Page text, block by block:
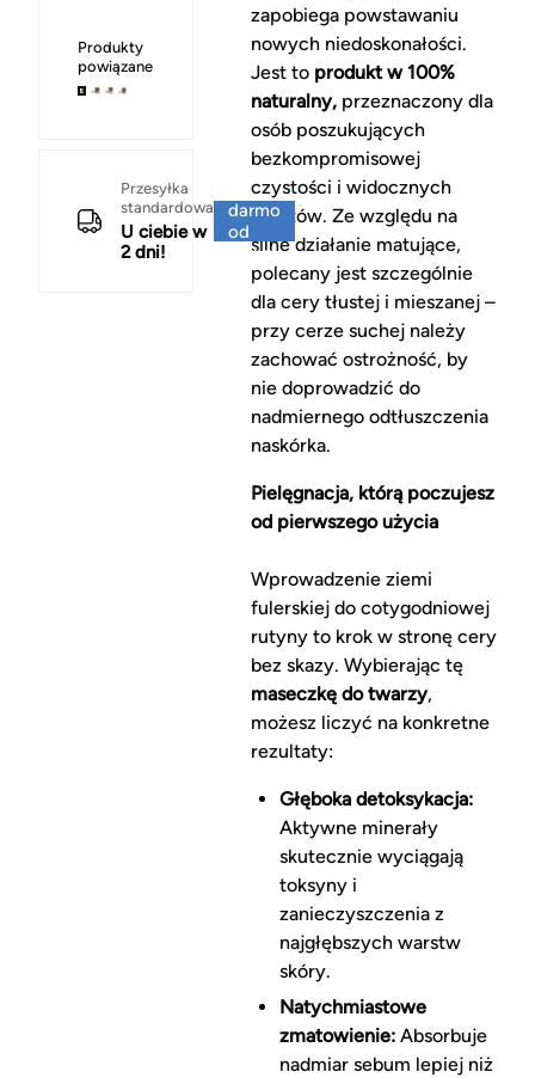
Produkty
powiązane
Przesyłka
standardowa
U ciebie w
2 dni!
darmo
od
150 zł
zapobiega powstawaniu
nowych niedoskonałości.
Jest to produkt w 100%
naturalny,przeznaczony dla
osób poszukujących
bezkompromisowej
czystości i widocznych
efektów. Ze względu na
silne działanie matujące,
polecany jest szczególnie
dla cery tłustej i mieszanej –
przy cerze suchej należy
zachować ostrożność, by
nie doprowadzić do
nadmiernego odtłuszczenia
naskórka.
Pielęgnacja, którą poczujesz
od pierwszego użycia
Wprowadzenie ziemi
fulerskiej do cotygodniowej
rutyny to krok w stronę cery
bez skazy. Wybierając tę
maseczkę do twarzy,
możesz liczyć na konkretne
rezultaty:
Głęboka detoksykacja:
Aktywne minerały
skutecznie wyciągają
toksyny i
zanieczyszczenia z
najgłębszych warstw
skóry.
Natychmiastowe
zmatowienie:Absorbuje
nadmiar sebum lepiej niż